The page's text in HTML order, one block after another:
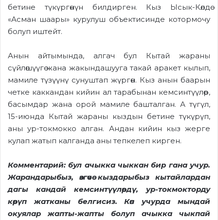
бетине түкүргөнүн билдирген. Кыз Ысык-Көлдө
«Асман шаары» курулуш объектисинде котормочу
болуп иштейт.
Анын айтымында, алгач бул Кытай жараны
сүйлөшүүгө жана жакындашуугатакай аракет кылып,
мамиле түзүүнү сунуштап жүргөн. Кыз анын баарын
четке каккандан кийин ал тарабынан кемсинтүүлөр,
басымдар жана орой мамиле башталган.А түгүл,
15-июнда Кытай жараны кыздын бетине түкүрүп,
аны ур-токмокко алган. Андан кийин кыз жерге
кулап жатып калганда аны тепкелеп кирген.
Комментарий: бул ачыкка чыккан бир гана учур.
Жарандарыбыз, өзгөчө кыздарыбыз кытайлардан
дагы кандай кемсинтүүлөрдү, ур-токмокторду
көрүп жатканы белгисиз. Көп учурда мындай
окуялар жапты-жапты болуп ачыкка чыкпай